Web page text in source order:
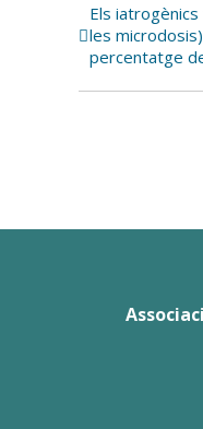
Navegación
del
Evento
Els
les
percentatge